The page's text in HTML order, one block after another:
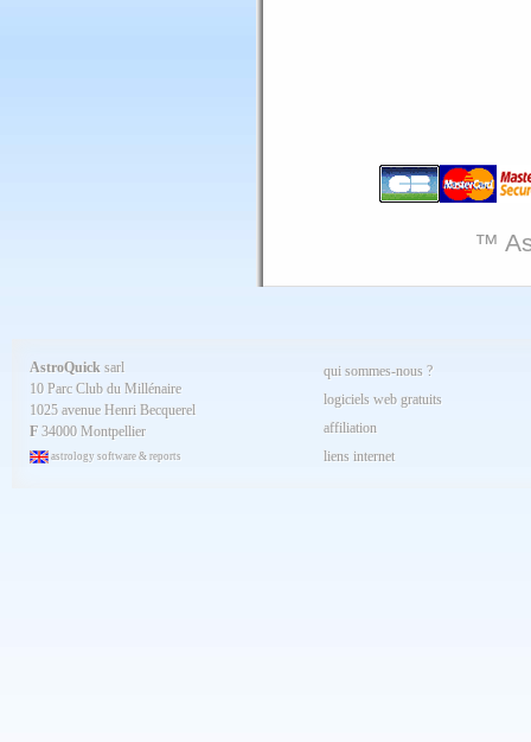
™
AstroQuick sarl
10 Parc Club du Millénaire
1025 avenue Henri Becquerel
F 34000 Montpellier
astrology software & reports
qui sommes-nous ?
logiciels web gratuits
affiliation
liens internet